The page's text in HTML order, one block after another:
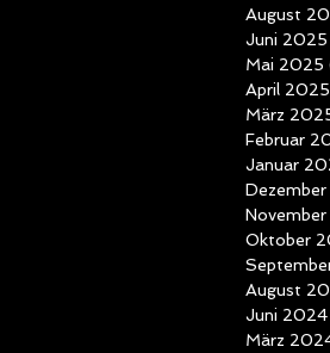
August
Juni 2025
Mai 2025
April 2025
März
Februar
Januar
Oktober
August
Juni 2024
März